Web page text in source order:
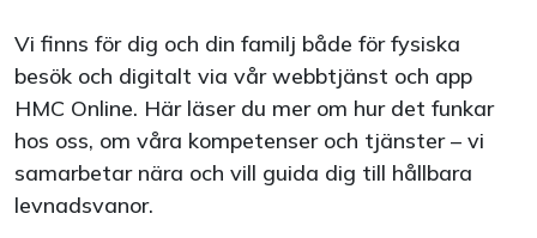
Vi finns för dig och din familj både för fysiska
besök och digitalt via vår webbtjänst och app
HMC Online. Här läser du mer om hur det funkar
hos oss, om våra kompetenser och tjänster – vi
samarbetar nära och vill guida dig till hållbara
levnadsvanor.